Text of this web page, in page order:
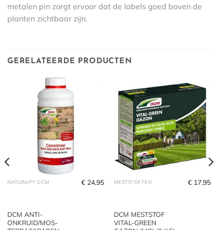
metalen pin zorgt ervoor dat de labels goed boven de
planten zichtbaar zijn.
GERELATEERDE PRODUCTEN
NATURAPY DCM
DCM ANTI-
ONKRUID/MOS-
€ 24,95 MESTSTOFFEN
DCM MESTSTOF
VITAL-GREEN
€ 17,95